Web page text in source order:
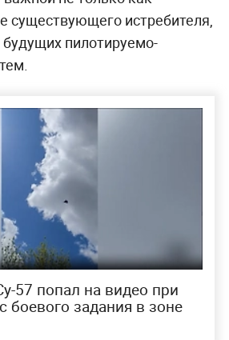
существующего истребителя,
пилотируемо-
57 попал на видео при
боевого задания в зоне